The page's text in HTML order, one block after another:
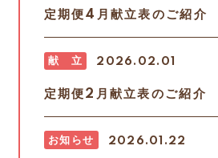
定期便4月献立表のご紹介
2026.02.01
献 立
定期便2月献立表のご紹介
2026.01.22
お知らせ